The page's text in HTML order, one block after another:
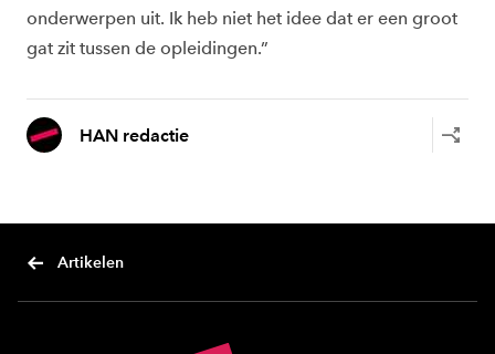
onderwerpen uit. Ik heb niet het idee dat er een groot
gat zit tussen de opleidingen.”
HAN redactie
Artikelen